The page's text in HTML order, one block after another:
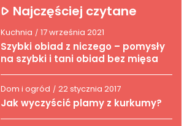
Najczęściej czytane
Kuchnia / 17 września 2021
Szybki obiad z niczego – pomysły
na szybki i tani obiad bez mięsa
Dom i ogród / 22 stycznia 2017
Jak wyczyścić plamy z kurkumy?